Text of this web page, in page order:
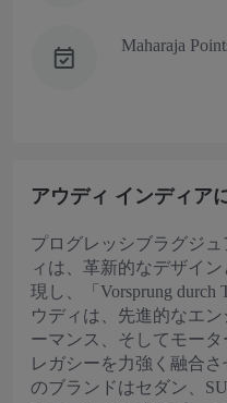
Maharaja
アウディ インディア
プログレッシブラグジ
ィは、革新的なデザイ
現し、「Vorsprung
ウディは、先進的なエン
ーマンス、そしてモー
レガシーを力強く融合
のブランドはセダン、